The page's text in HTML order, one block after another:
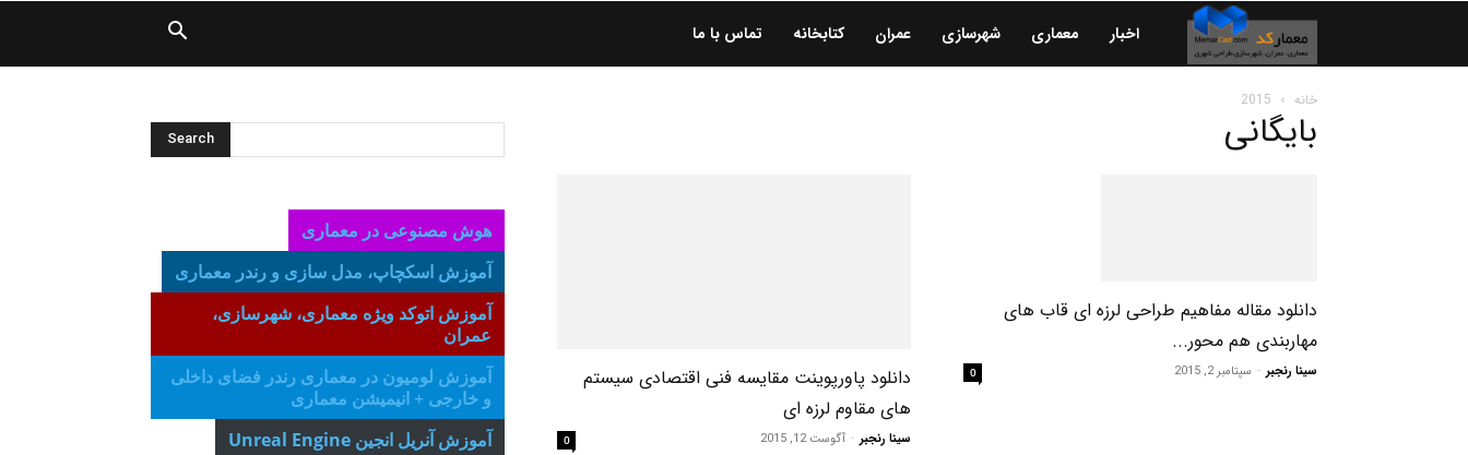
معمارکد
اخبار معماری شهرسازی عمران کتابخانه تماس با ما
خانه 2015
بایگانی
دانلود مقاله مفاهیم طراحی لرزه ای قاب های
مهاربندی هم محور...
سینا رنجبر - سپتامبر 2, 2015 0
دانلود پاورپوینت مقایسه فنی اقتصادی سیستم
های مقاوم لرزه ای
سینا رنجبر - آگوست 12, 2015 0
هوش مصنوعی در معماری
آموزش اسکچاپ، مدل سازی و رندر معماری
آموزش اتوکد ویژه معماری، شهرسازی،
عمران
آموزش لومیون در معماری رندر فضای داخلی
و خارجی + انیمیشن معماری
آموزش آنریل انجین Unreal Engine